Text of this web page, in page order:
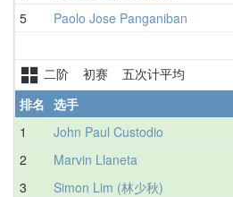
5
Paolo Jose Panganiban
二阶 初赛 五次计平均
排名 选手
1
John Paul Custodio
2
Marvin Llaneta
3
Simon Lim (林少秋)